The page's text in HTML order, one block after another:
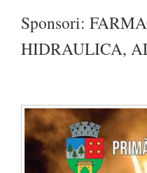
Sponsori:
HIDRAULICA,